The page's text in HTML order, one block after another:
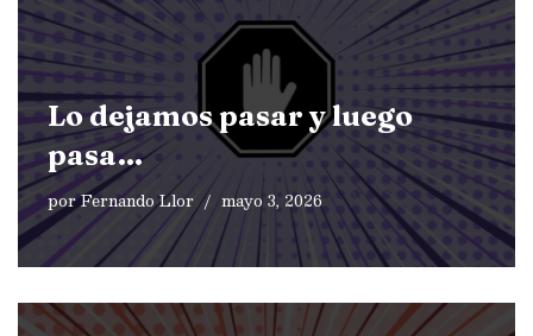
Lo dejamos pasar y luego
pasa…
porFernando Llor mayo 3, 2026